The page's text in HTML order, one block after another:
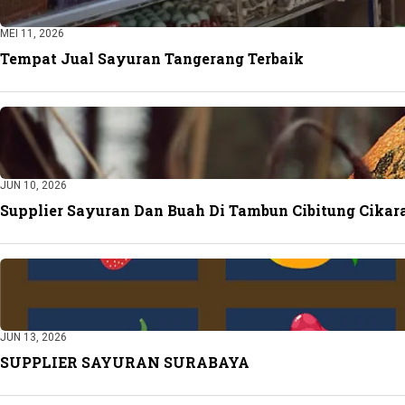
MEI 11, 2026
Tempat Jual Sayuran Tangerang Terbaik
JUN 10, 2026
Supplier Sayuran Dan Buah Di Tambun Cibitung
JUN 13, 2026
SUPPLIER SAYURAN SURABAYA